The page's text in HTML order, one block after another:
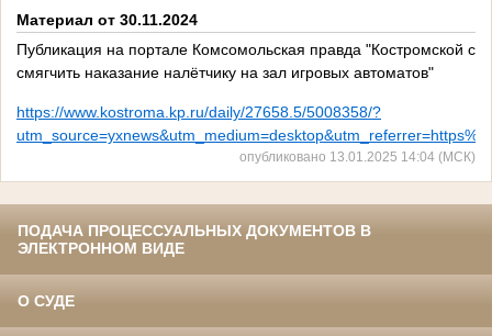
Материал от 30.11.2024
Публикация на портале Комсомольская правда "Костромской суд
смягчить наказание налётчику на зал игровых автоматов"
https://www.kostroma.kp.ru/daily/27658.5/5008358/?
опубликовано 13.01.2025 14:04 (МСК)
ПОДАЧА ПРОЦЕССУАЛЬНЫХ ДОКУМЕНТОВ В
ЭЛЕКТРОННОМ ВИДЕ
О СУДЕ